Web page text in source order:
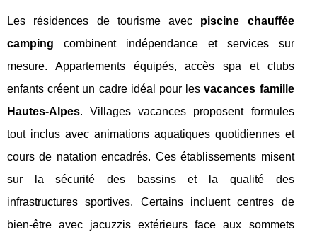
Les résidences de tourisme avec piscine chauffée
camping combinent indépendance et services sur
mesure. Appartements équipés, accès spa et clubs
enfants créent un cadre idéal pour lesvacances famille
Hautes-Alpes. Villages vacances proposent formules
tout inclus avec animations aquatiques quotidiennes et
cours de natation encadrés. Ces établissements misent
sur la sécurité des bassins et la qualité des
infrastructures sportives. Certains incluent centres de
bien-être avec jacuzzis extérieurs face aux sommets